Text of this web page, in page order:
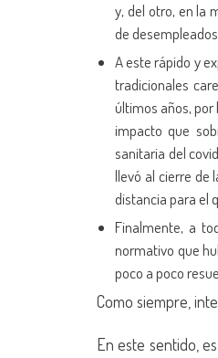
y, del otro, en la
de
A este rápido y
tradicionales
últimos años, por
impacto que
sanitaria del
llevó al cierre de
distancia para el
Finalmente, a
normativo que
poco a poco
Como siempre,
En este sentido,